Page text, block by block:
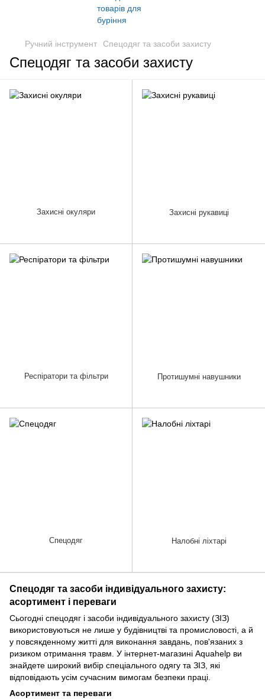
Ручний інструмент Спецодяг та засоби захисту
Спецодяг та засоби захисту
Спецодяг та засоби індивідуального захисту:
асортимент і переваги
Сьогодні спецодяг і засоби індивідуального захисту (ЗІЗ)
використовуються не лише у будівництві та промисловості, а й
у повсякденному житті для виконання завдань, пов'язаних з
ризиком отримання травм. У інтернет-магазині Aquahelp ви
знайдете широкий вибір спеціального одягу та ЗІЗ, які
відповідають усім сучасним вимогам безпеки праці.
Асортимент та переваги
Захисні окуляри Захисні рукавиці
Респіратори та фільтри Протишумні навушники
Спецодяг Налобні ліхтарі